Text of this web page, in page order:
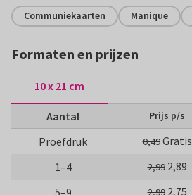
Communiekaarten Manique
Formaten en prijzen
10 x 21 cm
Aantal Prijs p/s
Proefdruk 0,49Gratis
1–4
2,99 2,89
5–9
2,99 2,75